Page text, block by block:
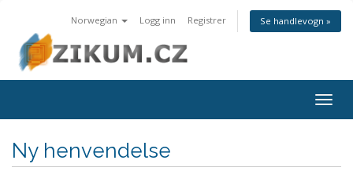
Norwegian Logg inn Registrer Se handlevogn »
Ny henvendelse